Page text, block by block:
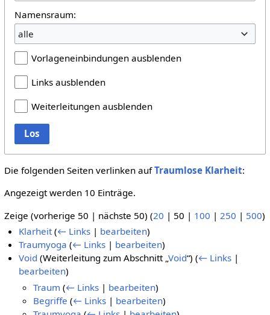
Namensraum:
alle
Vorlageneinbindungen ausblenden
Links ausblenden
Weiterleitungen ausblenden
Los
Die folgenden Seiten verlinken aufTraumlose Klarheit:
Angezeigt werden 10 Einträge.
Zeige (vorherige 50 | nächste 50) (20 | 50 | 100 | 250 | 500)
Klarheit (← Links | bearbeiten)
Traumyoga (← Links | bearbeiten)
Void (Weiterleitung zum Abschnitt „Void“)(← Links |
bearbeiten)
Traum (← Links | bearbeiten)
Begriffe (← Links | bearbeiten)